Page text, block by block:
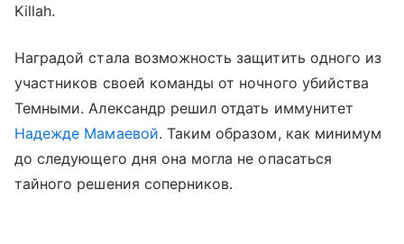
Killah.
Наградой стала возможность защитить одного из
участников своей команды от ночного убийства
Темными. Александр решил отдать иммунитет
Надежде Мамаевой. Таким образом, как минимум
до следующего дня она могла не опасаться
тайного решения соперников.